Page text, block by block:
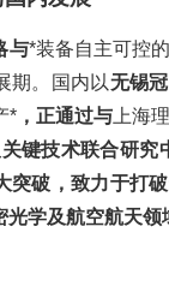
与*装备自主可控
期。国内以无锡
*，正通过与 上海
键技术联合研究
突破，致力于打
学及航空航天领